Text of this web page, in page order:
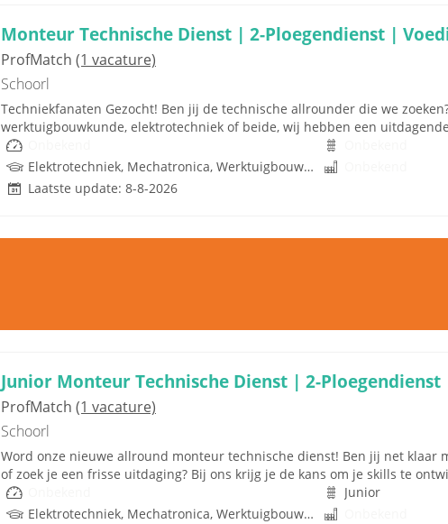
Monteur Technische Dienst | 2-Ploegendienst |
ProfMatch (1 vacature)
Schoorl
Techniekfanaten Gezocht! Ben jij de technische allrounder die we
werktuigbouwkunde, elektrotechniek of beide, wij hebben een
Elektrotechniek, Mechatronica, Werktuigbouwkunde
Laatste update: 8-8-2026
Junior Monteur Technische Dienst | 2-Ploegendienst
ProfMatch (1 vacature)
Schoorl
Word onze nieuwe allround monteur technische dienst! Ben jij net klaar
of zoek je een frisse uitdaging? Bij ons krijg je de kans om je skills te
Junior
Elektrotechniek, Mechatronica, Werktuigbouwkunde, Techniek